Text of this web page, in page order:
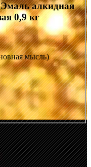
Эмаль алкидная
0,9 кг
мысль)